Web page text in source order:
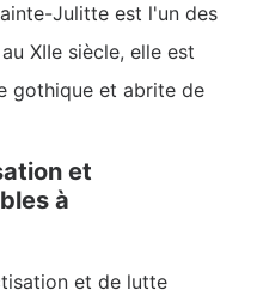
Julitte est l'un des
XIIe siècle, elle est
gothique et abrite de
et
à
et de lutte